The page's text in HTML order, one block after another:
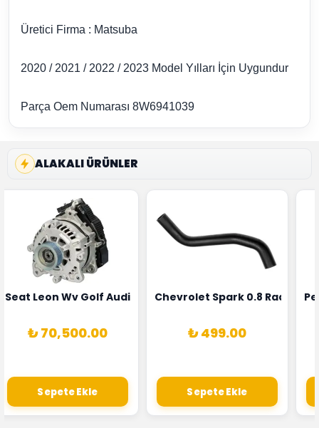
Üretici Firma : Matsuba
2020 / 2021 / 2022 / 2023 Model Yılları İçin Uygundur
Parça Oem Numarası 8W6941039
ALAKALI ÜRÜNLER
Sensörü Bosch Marka 1628HN-0258010081
Seat Leon Wv Golf Audi A3 Şarj Alternatörü Valeo Marka
₺ 70,500.00
Sepete Ekle
Chevrolet Spark 0.8 Radyatör
₺ 499.00
Sepete Ekle